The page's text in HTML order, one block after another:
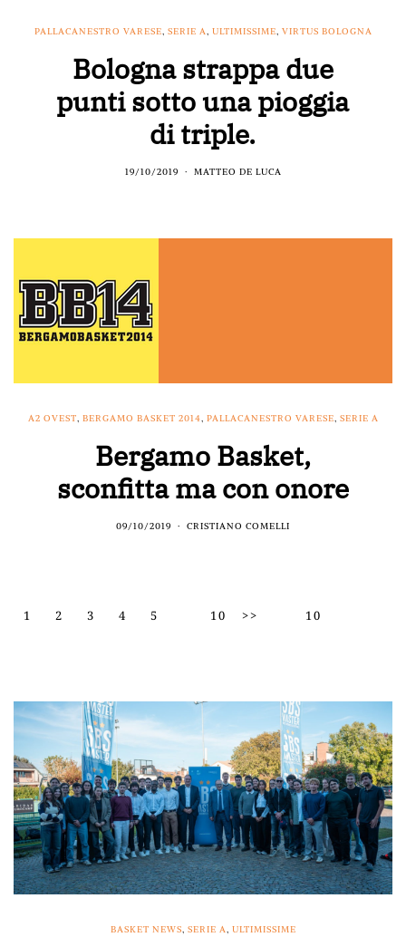
PALLACANESTRO VARESE, SERIE A, ULTIMISSIME, VIRTUS BOLOGNA
Bologna strappa due
punti sotto una pioggia
di triple.
19/10/2019 MATTEO DE LUCA
A2 OVEST, BERGAMO BASKET 2014, PALLACANESTRO VARESE, SERIE A
Bergamo Basket,
sconfitta ma con onore
09/10/2019 CRISTIANO COMELLI
1 2 3 4 5 10 >> 10
BASKET NEWS, SERIE A, ULTIMISSIME